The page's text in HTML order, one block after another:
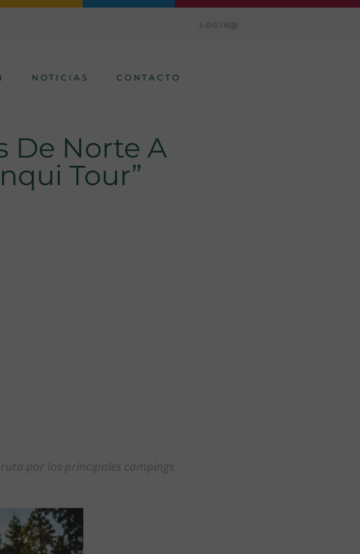
LOGIN
NOTICIAS CONTACTO
De Norte A
Tour”
por los principales campings